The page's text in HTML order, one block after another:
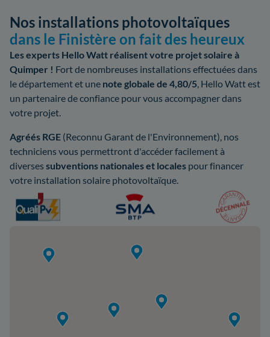
Nos installations photovoltaïques
dans le Finistère on fait des heureux
Les experts Hello Watt réalisent votre projet solaire à
Quimper ! Fort de nombreuses installations effectuées dans
le département et une note globale de 4,80/5 , Hello Watt est
un partenaire de confiance pour vous accompagner dans
votre projet.
Agréés RGE (Reconnu Garant de l'Environnement), nos
techniciens vous permettront d'accéder facilement à
diverses subventions nationales et locales pour financer
votre installation solaire photovoltaïque.